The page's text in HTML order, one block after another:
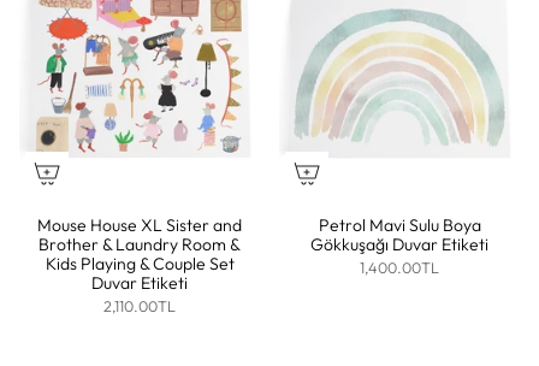
Mouse House XL Sister and
Brother & Laundry Room &
Kids Playing & Couple Set
Duvar Etiketi
2,110.00TL
Petrol Mavi Sulu Boya
Gökkuşağı Duvar Etiketi
1,400.00TL